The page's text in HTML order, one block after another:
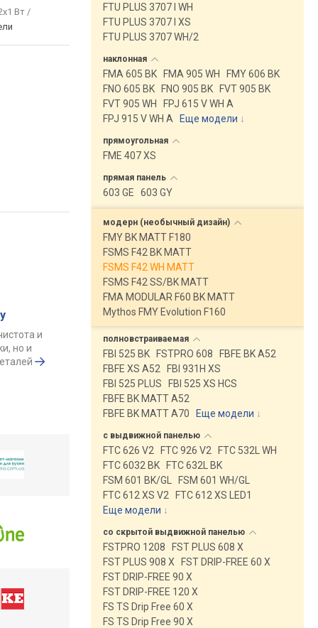
Вт /
и
но и
FTU PLUS 3707 I WH
FTU PLUS 3707 I XS
FTU PLUS 3707 WH/2
наклонная
FMA 605 BK FMA 905 WH
FMY 606 BK
FNO 605 BK
FNO 905 BK
FVT 905 BK
FVT 905 WH
FPJ 615 V WH A
FPJ 915 V WH A
Еще модели ↓
прямоугольная
FME 407 XS
прямая панель
603 GE 603 GY
модерн (необычный дизайн)
FMY BK MATT F180
FSMS F42 BK MATT
FSMS F42 WH MATT
FSMS F42 SS/BK MATT
FMA MODULAR F60 BK MATT
Mythos FMY Evolution F160
полновстраиваемая
FBI 525 BK FSTPRO 608
FBFE BK A52
FBFE XS A52
FBI 931H XS
FBI 525 PLUS
FBI 525 XS HCS
FBFE BK MATT A52
FBFE BK MATT A70
Еще модели ↓
с выдвижной панелью
FTC 626 V2 FTC 926 V2
FTC 532L WH
FTC 6032 BK
FTC 632L BK
FSM 601 BK/GL
FSM 601 WH/GL
FTC 612 XS V2
FTC 612 XS LED1
Еще модели ↓
со скрытой выдвижной панелью
FSTPRO 1208
FST PLUS 608 X
FST PLUS 908 X
FST DRIP-FREE 60 X
FST DRIP-FREE 90 X
FST DRIP-FREE 120 X
FS TS Drip Free 60 X
FS TS Drip Free 90 X